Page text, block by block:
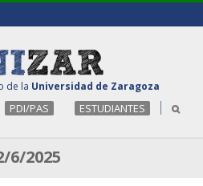
de la Universidad de Zaragoza
PDI/PAS ESTUDIANTES
6/2025